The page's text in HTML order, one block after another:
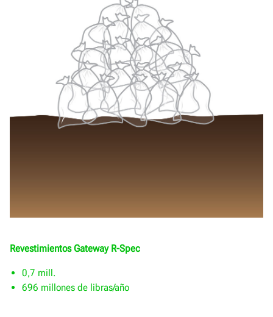
Revestimientos Gateway R-Spec
0,7 mill.
696 millones de libras/año